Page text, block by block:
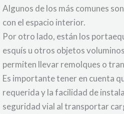
Algunos de los más comunes
con el espacio interior.
Por otro lado, están los
esquís u otros objetos
permiten llevar remolques o
Es importante tener en cuenta
requerida y la facilidad de
seguridad vial al transportar